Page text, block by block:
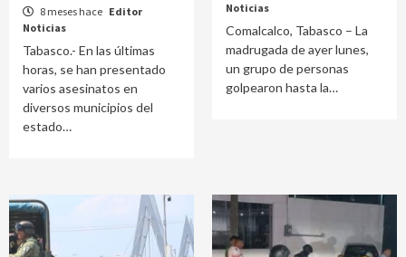
8 meses hace Editor
Noticias
Tabasco.- En las últimas
horas, se han presentado
varios asesinatos en
diversos municipios del
estado…
Noticias
Comalcalco, Tabasco – La
madrugada de ayer lunes,
un grupo de personas
golpearon hasta la…